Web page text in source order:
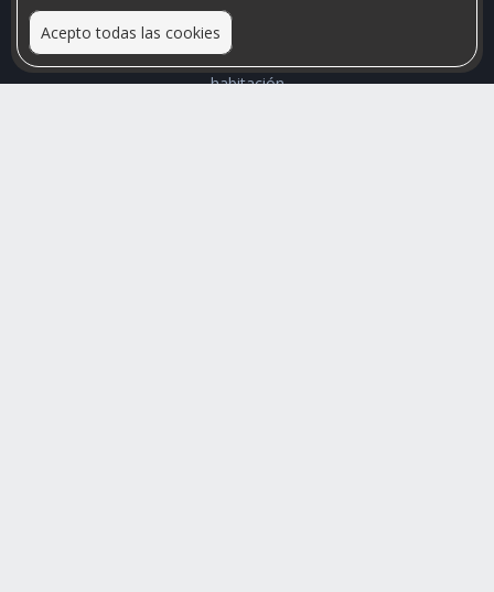
Acepto todas las cookies
Relacionamos personas que arriendan con las que buscan una
habitación